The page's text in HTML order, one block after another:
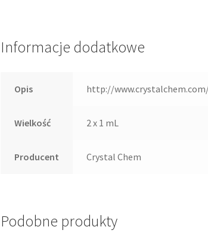
Informacje dodatkowe
Opis http://
Wielkość 2 x 1 mL
Producent Crystal Chem
Podobne produkty